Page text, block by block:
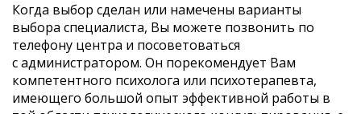
Когда выбор сделан или намечены варианты
выбора специалиста, Вы можете позвонить по
телефону центра и посоветоваться
с администратором. Он порекомендует Вам
компетентного психолога или психотерапевта,
имеющего большой опыт эффективной работы в